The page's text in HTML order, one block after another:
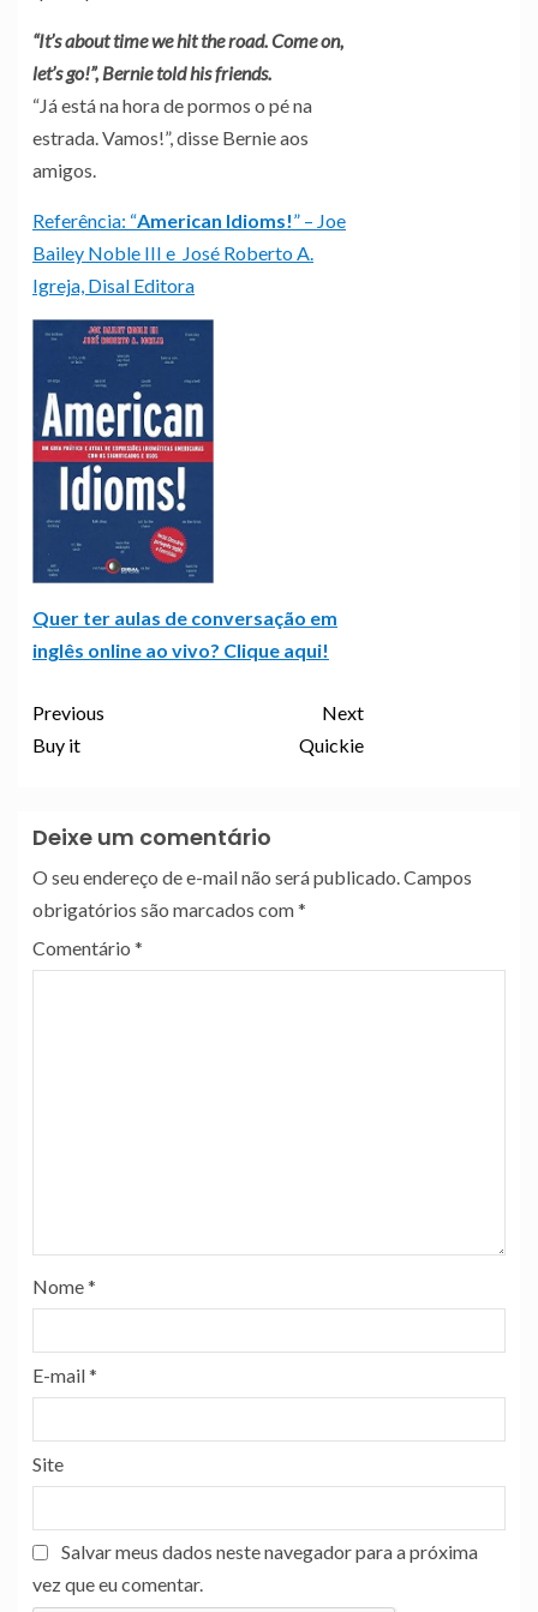
“It’s about time we hit the road. Come on,
let’s go!”, Bernie told his friends.
“Já está na hora de pormos o pé na
estrada. Vamos!”, disse Bernie aos
amigos.
Referência: “American Idioms!” – Joe
Bailey Noble III e José Roberto A.
Igreja, Disal Editora
Quer ter aulas de conversação em
inglês online ao vivo? Clique aqui!
Previous
Buy it
Next
Quickie
Deixe um comentário
O seu endereço de e-mail não será publicado. Campos
obrigatórios são marcados com*
Comentário *
Nome*
E-mail*
Site
Salvar meus dados neste navegador para a próxima
vez que eu comentar.